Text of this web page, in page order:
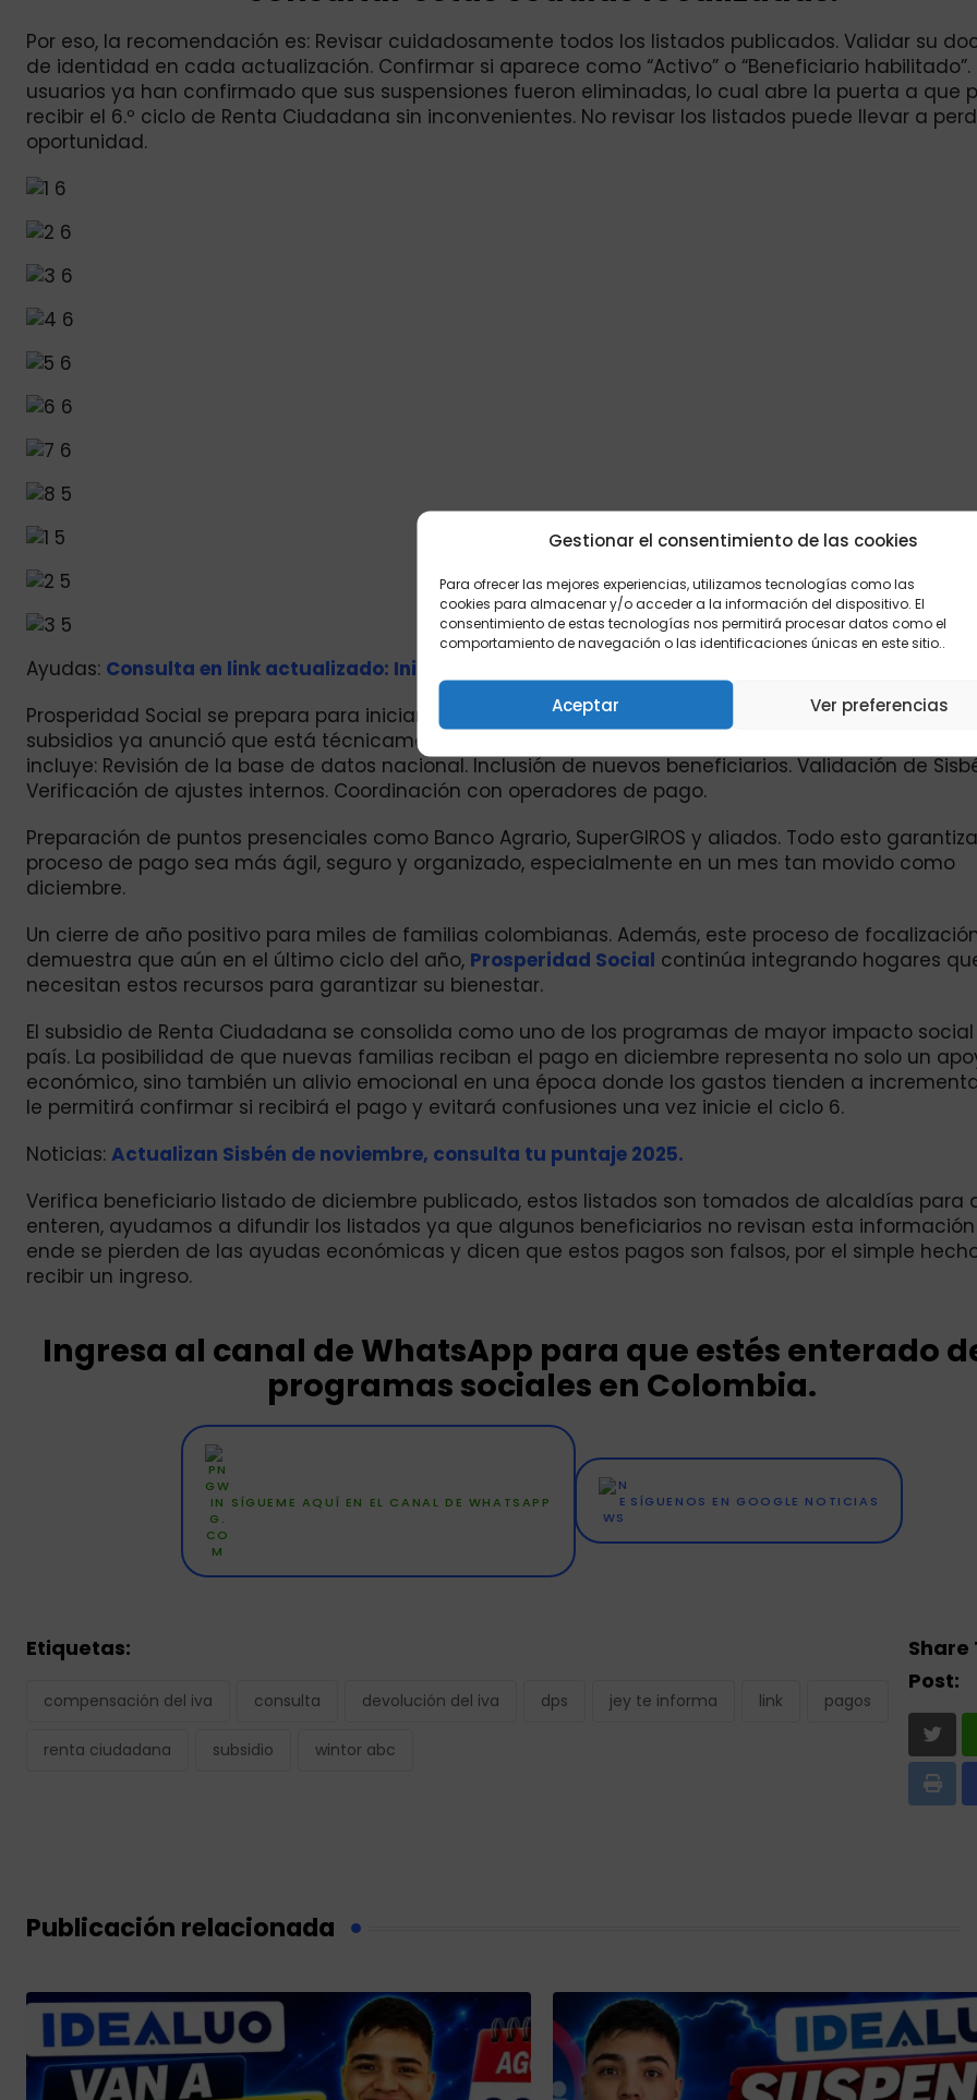
Gestionar el consentimiento de las cookies
Para ofrecer las mejores experiencias, utilizamos tecnologías como las
cookies para almacenar y/o acceder a la información del dispositivo. El
consentimiento de estas tecnologías nos permitirá procesar datos como el
comportamiento de navegación o las identificaciones únicas en este sitio..
Aceptar Ver preferencias
Por eso, la recomendación es: Revisar cuidadosamente todos los listados publicados. Validar su
de identidad en cada actualización. Confirmar si aparece como “Activo” o “Beneficiario habilitado”.
usuarios ya han confirmado que sus suspensiones fueron eliminadas, lo cual abre la puerta a que
recibir el 6.º ciclo de Renta Ciudadana sin inconvenientes. No revisar los listados puede llevar a
oportunidad.
Ayudas: Consulta en link actualizado: Inician nuevo ciclo atención, diciembre 2025.
Prosperidad Social se prepara para iniciar pagos del ciclo 6. La entidad encargada de administrar los
subsidios ya anunció que está técnicamente lista para iniciar los giros correspondientes al sexto
incluye: Revisión de la base de datos nacional. Inclusión de nuevos beneficiarios. Validación de
Verificación de ajustes internos. Coordinación con operadores de pago.
Preparación de puntos presenciales como Banco Agrario, SuperGIROS y aliados. Todo esto
proceso de pago sea más ágil, seguro y organizado, especialmente en un mes tan movido como
diciembre.
Un cierre de año positivo para miles de familias colombianas. Además, este proceso de
demuestra que aún en el último ciclo del año, Prosperidad Social continúa integrando hogares
necesitan estos recursos para garantizar su bienestar.
El subsidio de Renta Ciudadana se consolida como uno de los programas de mayor impacto social
país. La posibilidad de que nuevas familias reciban el pago en diciembre representa no solo un
económico, sino también un alivio emocional en una época donde los gastos tienden a
le permitirá confirmar si recibirá el pago y evitará confusiones una vez inicie el ciclo 6.
Noticias: Actualizan Sisbén de noviembre, consulta tu puntaje 2025.
Verifica beneficiario listado de diciembre publicado, estos listados son tomados de alcaldías para
enteren, ayudamos a difundir los listados ya que algunos beneficiarios no revisan esta
ende se pierden de las ayudas económicas y dicen que estos pagos son falsos, por el simple
recibir un ingreso.
Ingresa al canal de WhatsApp para que estés enterado
programas sociales en Colombia.
SÍGUEME AQUÍ EN EL CANAL DE WHATSAPP SÍGUENOS EN GOOGLE NOTICIAS
Etiquetas:
compensación del iva consulta devolución del iva dps jey te informa link pagos
renta ciudadana subsidio wintor abc
Share
Post:
Print
Publicación relacionada